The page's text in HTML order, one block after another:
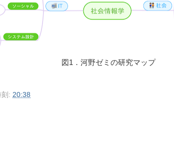
図1．河野ゼミの研究マップ
刻: 20:38